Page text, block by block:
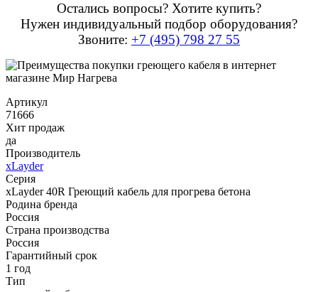
Остались вопросы? Хотите купить?
Нужен индивидуальный подбор оборудования?
Звоните: +7 (495) 798 27 55
Артикул
71666
Хит продаж
да
Производитель
xLayder
Серия
xLayder 40R Греющий кабель для прогрева бетона
Родина бренда
Россия
Страна производства
Россия
Гарантийный срок
1 год
Тип